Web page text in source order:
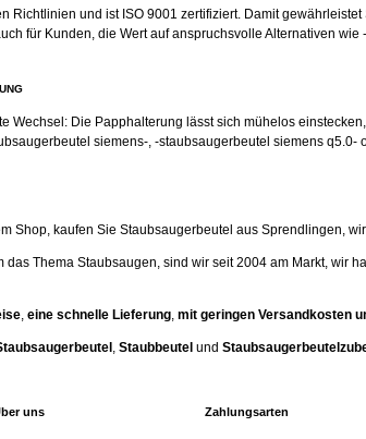
Richtlinien und ist ISO 9001 zertifiziert. Damit
für Kunden, die Wert auf anspruchsvolle Alternativen
Wechsel: Die Papphalterung lässt sich mühelos
siemens-, -staubsaugerbeutel siemens
Shop, kaufen Sie Staubsaugerbeutel aus Sprendlingen,
Thema Staubsaugen, sind wir seit 2004 am Markt, wir
, eine schnelle Lieferung, mit geringen Versandkosten
, Staubbeutel und
uns Zahlungsarten